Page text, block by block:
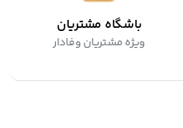
باشگاه مشتریان
ویژه مشتریان وفادار